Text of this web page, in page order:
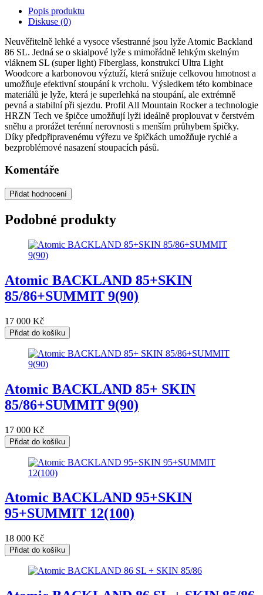
Popis produktu
Diskuse (0)
Neuvěřitelně lehké a vysoce všestranné jsou lyže Atomic Backland
86 SL. Jedná se o skialpové lyže s mimořádně lehkým skelným
vláknem SL (super light) Fiberglass, konstrukcí Ultra Light
Woodcore a karbonovou výztuží, která snižuje celkovou hmotnost a
umožňuje efektivní stoupání k vrcholu. Výsledkem této kombinace
materiálů je lyže, která je superlehká na stoupání, ale extrémně
pevná a stabilní při sjezdu. Profil All Mountain Rocker a technologie
HRZN Tech ve špičce umožňují lyži ideálně proplouvat v čerstvém
sněhu a prorážet terénní nerovnosti s menším průhybem špičky.
Díky předpřipravenému výřezu ve špičkách umožňuje rychlé a
bezproblémové nasazení stoupacích pásů.
Komentáře
Přidat hodnocení
Podobné produkty
Atomic BACKLAND 85+SKIN
85/86+SUMMIT 9(90)
17 000 Kč
Přidat do košíku
Atomic BACKLAND 85+ SKIN
85/86+SUMMIT 9(90)
17 000 Kč
Přidat do košíku
Atomic BACKLAND 95+SKIN
95+SUMMIT 12(100)
18 000 Kč
Přidat do košíku